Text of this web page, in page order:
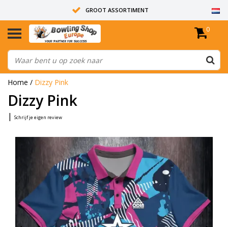
GROOT ASSORTIMENT
14 DAGEN RETOUR RECHT
ALLE BOWLINGBALLEN ZIJN ONGEBOORD
0
Home / Dizzy Pink
Dizzy Pink
| Schrijf je eigen review